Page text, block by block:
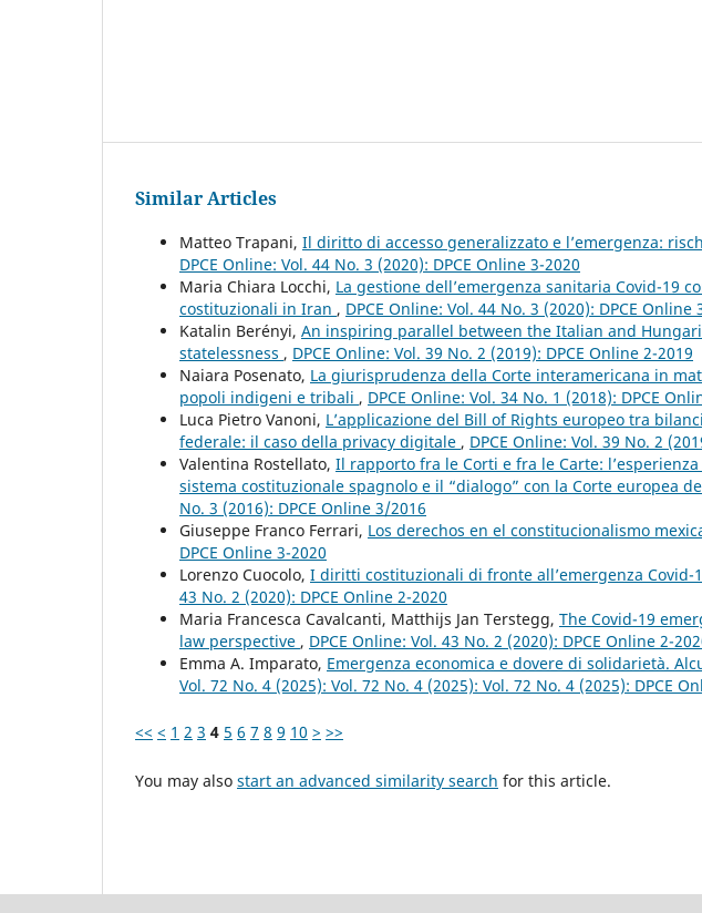
Similar Articles
Matteo Trapani, Il diritto di accesso generalizzato e l’emergenza:
DPCE Online: Vol. 44 No. 3 (2020): DPCE Online 3-2020
Maria Chiara Locchi, La gestione dell’emergenza sanitaria Covid-19
costituzionali in Iran , DPCE Online: Vol. 44 No. 3 (2020): DPCE Online
Katalin Berényi, An inspiring parallel between the Italian and
statelessness , DPCE Online: Vol. 39 No. 2 (2019): DPCE Online 2-2019
Naiara Posenato, La giurisprudenza della Corte interamericana in
popoli indigeni e tribali , DPCE Online: Vol. 34 No. 1 (2018): DPCE
Luca Pietro Vanoni, L’applicazione del Bill of Rights europeo tra
federale: il caso della privacy digitale , DPCE Online: Vol. 39 No. 2
Valentina Rostellato, Il rapporto fra le Corti e fra le Carte:
sistema costituzionale spagnolo e il “dialogo” con la Corte europea
No. 3 (2016): DPCE Online 3/2016
Giuseppe Franco Ferrari, Los derechos en el constitucionalismo
DPCE Online 3-2020
Lorenzo Cuocolo, I diritti costituzionali di fronte all’emergenza Covid-
43 No. 2 (2020): DPCE Online 2-2020
Maria Francesca Cavalcanti, Matthijs Jan Terstegg, The Covid-19
law perspective , DPCE Online: Vol. 43 No. 2 (2020): DPCE Online 2-
Emma A. Imparato, Emergenza economica e dovere di solidarietà.
Vol. 72 No. 4 (2025): Vol. 72 No. 4 (2025): Vol. 72 No. 4 (2025): DPCE
<< < 1 2 3 4 5 6 7 8 9 10 > >>
You may also start an advanced similarity search for this article.